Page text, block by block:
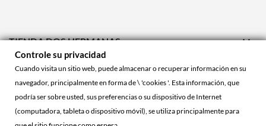
TIENDA DOS HERMANAS 
TIENDA ONLINE 
ACCOUNT
Controle su privacidad
Cuando visita un sitio web, puede almacenar o recuperar información en su
navegador, principalmente en forma de \ 'cookies '. Esta información, que
podría ser sobre usted, sus preferencias o su dispositivo de Internet
(computadora, tableta o dispositivo móvil), se utiliza principalmente para